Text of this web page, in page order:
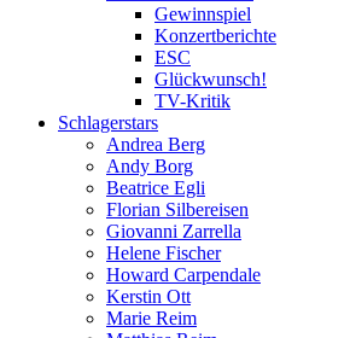
Gewinnspiel
Konzertberichte
ESC
Glückwunsch!
TV-Kritik
Schlagerstars
Andrea Berg
Andy Borg
Beatrice Egli
Florian Silbereisen
Giovanni Zarrella
Helene Fischer
Howard Carpendale
Kerstin Ott
Marie Reim